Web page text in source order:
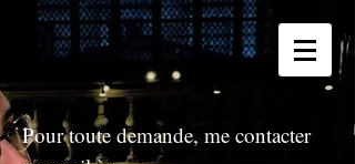
Pour toute demande, me contacter